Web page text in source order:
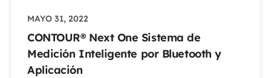
MAYO 31, 2022
CONTOUR® Next One Sistema de
Medición Inteligente por Bluetooth y
Aplicación